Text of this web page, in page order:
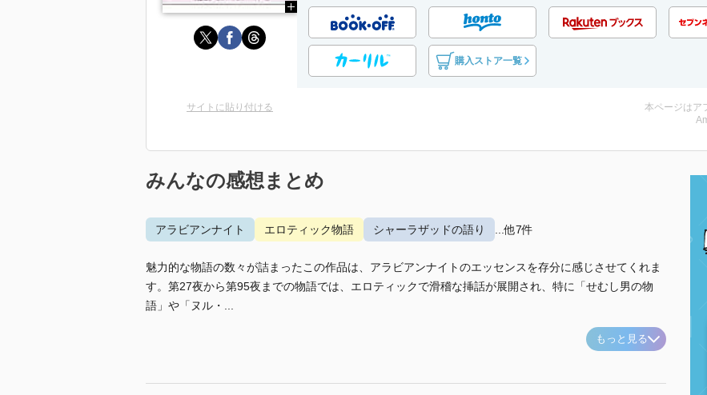
購入ストア一覧
サイトに貼り付ける
本ページはア
みんなの感想まとめ
アラビアンナイト エロティック物語 シャーラザッドの語り ...他7件
魅力的な物語の数々が詰まったこの作品は、アラビアンナイトのエッセンスを存分に感じさせてくれま
す。第27夜から第95夜までの物語では、エロティックで滑稽な挿話が展開され、特に「せむし男の物
語」や「ヌル・...
もっと見る